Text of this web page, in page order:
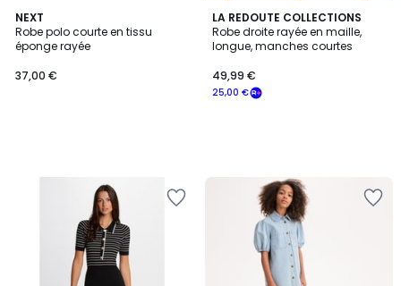
NEXT
Robe polo courte en tissu
éponge rayée
37,00 €
LA REDOUTE COLLECTIONS
Robe droite rayée en maille,
longue, manches courtes
25,00 €
49,99 €